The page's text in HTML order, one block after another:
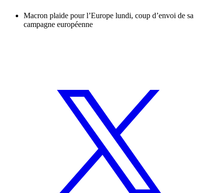
Macron plaide pour l’Europe lundi, coup d’envoi de sa
campagne européenne